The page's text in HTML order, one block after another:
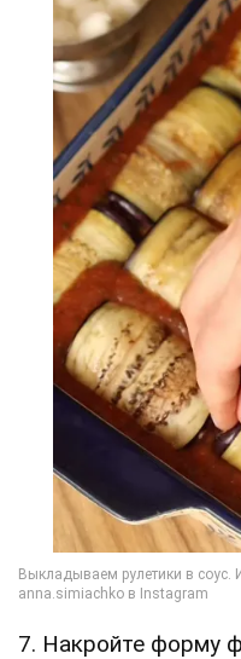
7. Накройте форму